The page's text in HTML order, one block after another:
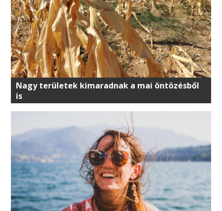
Nagy területek kimaradnak a mai öntözésből
is